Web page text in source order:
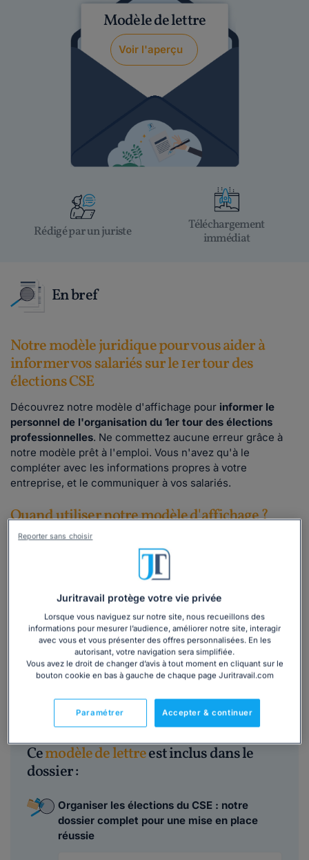
Modèle de lettre
Voir l'aperçu
Rédigé par un juriste
Téléchargement
immédiat
En bref
Notre modèle juridique pour vous aider à
informer vos salariés sur le 1er tour des
élections CSE
Découvrez notre modèle d'affichage pour informer le
personnel de l'organisation du 1er tour des élections
professionnelles. Ne commettez aucune erreur grâce à
notre modèle prêt à l'emploi. Vous n'avez qu'à le
compléter avec les informations propres à votre
entreprise, et le communiquer à vos salariés.
Quand utiliser notre modèle d'affichage ?
Votre entreprise comprend
, et vous devez organiser des élections
du comité social et économique (CSE).
Lorsque la procédure de vote va avoir lieu, vos salariés
doivent préalablement en être
informés
Vous devez en effet leur indiquer que des élections
professionnelles vont avoir lieu ainsi que la date
envisagée pour le 1er tour.
Lire la suite
Cemodèle de lettreest inclus dans le
dossier :
Organiser les élections du CSE : notre
dossier complet pour une mise en place
réussie
Juritravail protège votre vie privée
Lorsque vous naviguez sur notre site, nous recueillons des
informations pour mesurer l’audience, améliorer notre site, interagir
avec vous et vous présenter des offres personnalisées. En les
autorisant, votre navigation sera simplifiée.
Vous avez le droit de changer d’avis à tout moment en cliquant sur le
bouton cookie en bas à gauche de chaque page Juritravail.com
Accepter & continuer
Paramétrer
Reporter sans choisir